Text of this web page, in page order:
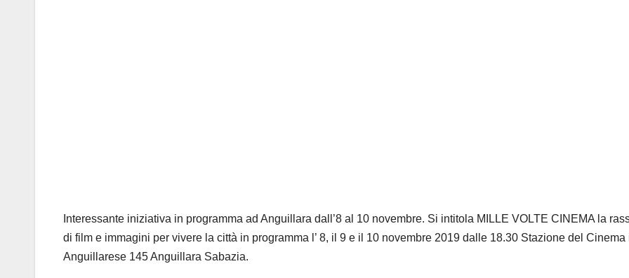
Interessante iniziativa in programma ad Anguillara dall’8 al 10 novembre. Si intitola MILLE VOLTE CINEMA la
di film e immagini per vivere la città in programma l’ 8, il 9 e il 10 novembre 2019 dalle 18.30 Stazione del Cinema
Anguillarese 145 Anguillara Sabazia.